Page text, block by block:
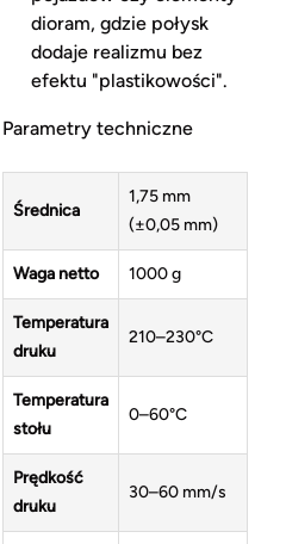
dioram, gdzie połysk
dodaje realizmu bez
efektu "plastikowości".
Parametry techniczne
Średnica
1,75 mm
(±0,05 mm)
Waga netto 1000 g
Temperatura
druku
210–230°C
Temperatura
stołu
0–60°C
Prędkość
druku
30–60 mm/s